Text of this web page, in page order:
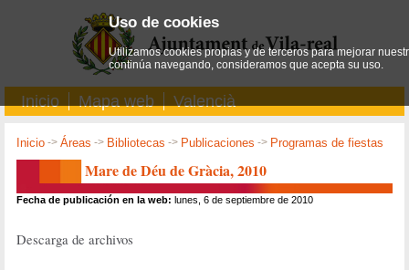
Inicio Mapa web Valencià
Inicio ->Áreas -> Bibliotecas -> Publicaciones -> Programas de fiestas
Mare de Déu de Gràcia, 2010
Fecha de publicación en la web: lunes, 6 de septiembre de 2010
Descarga de archivos
Uso de cookies
Utilizamos cookies propias y de terceros para mejorar
continúa navegando, consideramos que acepta su uso.